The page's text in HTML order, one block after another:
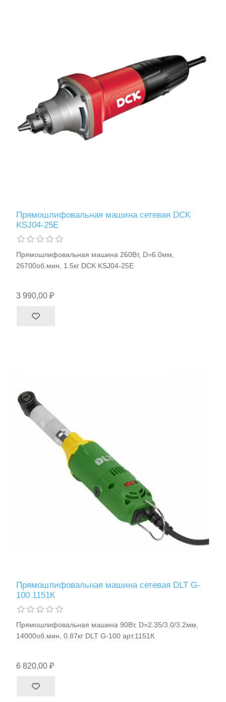
Прямошлифовальная машина сетевая DCK
KSJ04-25E
Прямошлифовальная машина 260Вт, D=6.0мм,
26700об.мин, 1.5кг DCK KSJ04-25E
3 990,00 ₽
Прямошлифовальная машина сетевая DLT G-
100 1151К
Прямошлифовальная машина 90Вт, D=2.35/3.0/3.2мм,
14000об.мин, 0.87кг DLT G-100 арт.1151К
6 820,00 ₽